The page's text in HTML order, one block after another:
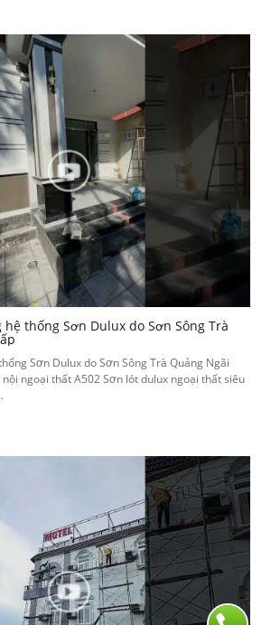
thống Sơn Dulux do Sơn Sông Trà
Sơn Dulux do Sơn Sông Trà Quảng Ngãi
ngoại thất A502 Sơn lót dulux ngoại thất siêu